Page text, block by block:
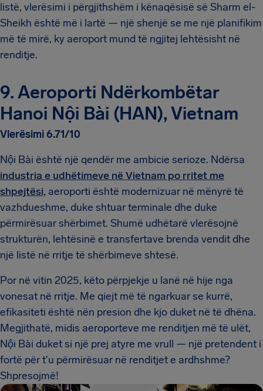
listë, vlerësimi i përgjithshëm i kënaqësisë së Sharm el-
Sheikh është më i lartë — një shenjë se me një planifikim
më të mirë, ky aeroport mund të ngjitej lehtësisht në
renditje.
9. Aeroporti Ndërkombëtar
Hanoi Nội Bài (HAN), Vietnam
Vlerësimi 6.71/10
Nội Bài është një qendër me ambicie serioze. Ndërsa
industria e udhëtimeve në Vietnam po rritet me
shpejtësi, aeroporti është modernizuar në mënyrë të
vazhdueshme, duke shtuar terminale dhe duke
përmirësuar shërbimet. Shumë udhëtarë vlerësojnë
strukturën, lehtësinë e transfertave brenda vendit dhe
një listë në rritje të shërbimeve shtesë.
Por në vitin 2025, këto përpjekje u lanë në hije nga
vonesat në rritje. Me qiejt më të ngarkuar se kurrë,
efikasiteti është nën presion dhe kjo duket në të dhëna.
Megjithatë, midis aeroporteve me renditjen më të ulët,
Nội Bài duket si një prej atyre me vrull — një pretendent i
fortë për t'u përmirësuar në renditjet e ardhshme?
Shpresojmë!